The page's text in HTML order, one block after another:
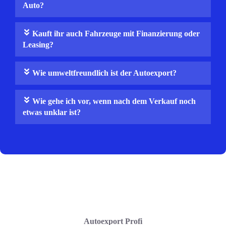
Auto?
Kauft ihr auch Fahrzeuge mit Finanzierung oder
Leasing?
Wie umweltfreundlich ist der Autoexport?
Wie gehe ich vor, wenn nach dem Verkauf noch
etwas unklar ist?
Autoexport Profi